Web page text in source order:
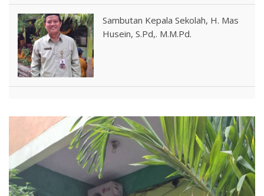
Sambutan Kepala Sekolah, H. Mas
Husein, S.Pd,. M.M.Pd.